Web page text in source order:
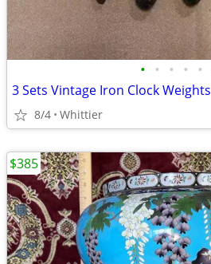
• • • • •
3 Sets Vintage Iron Clock Weights
8/4 Whittier
$385